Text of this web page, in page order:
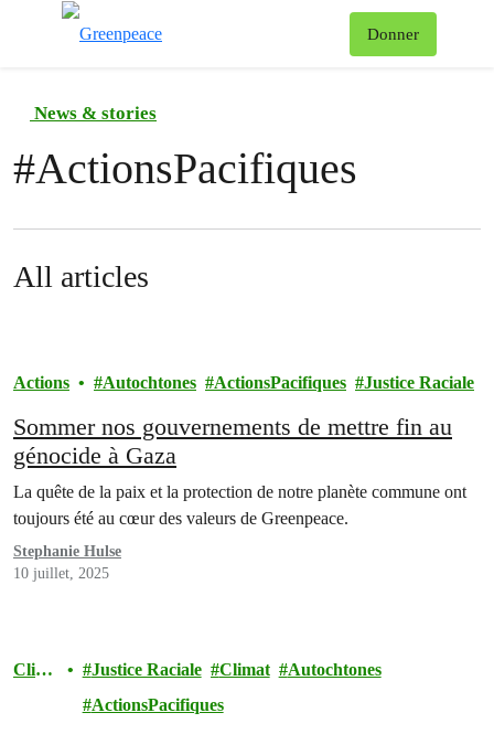
Donner
News & stories
#ActionsPacifiques
All articles
Actions Autochtones ActionsPacifiques Justice Raciale
Sommer nos gouvernements de mettre fin au
génocide à Gaza
La quête de la paix et la protection de notre planète commune ont
toujours été au cœur des valeurs de Greenpeace.
Stephanie Hulse
10 juillet, 2025
Clim
Justice Raciale Climat
Autochtones
ActionsPacifiques